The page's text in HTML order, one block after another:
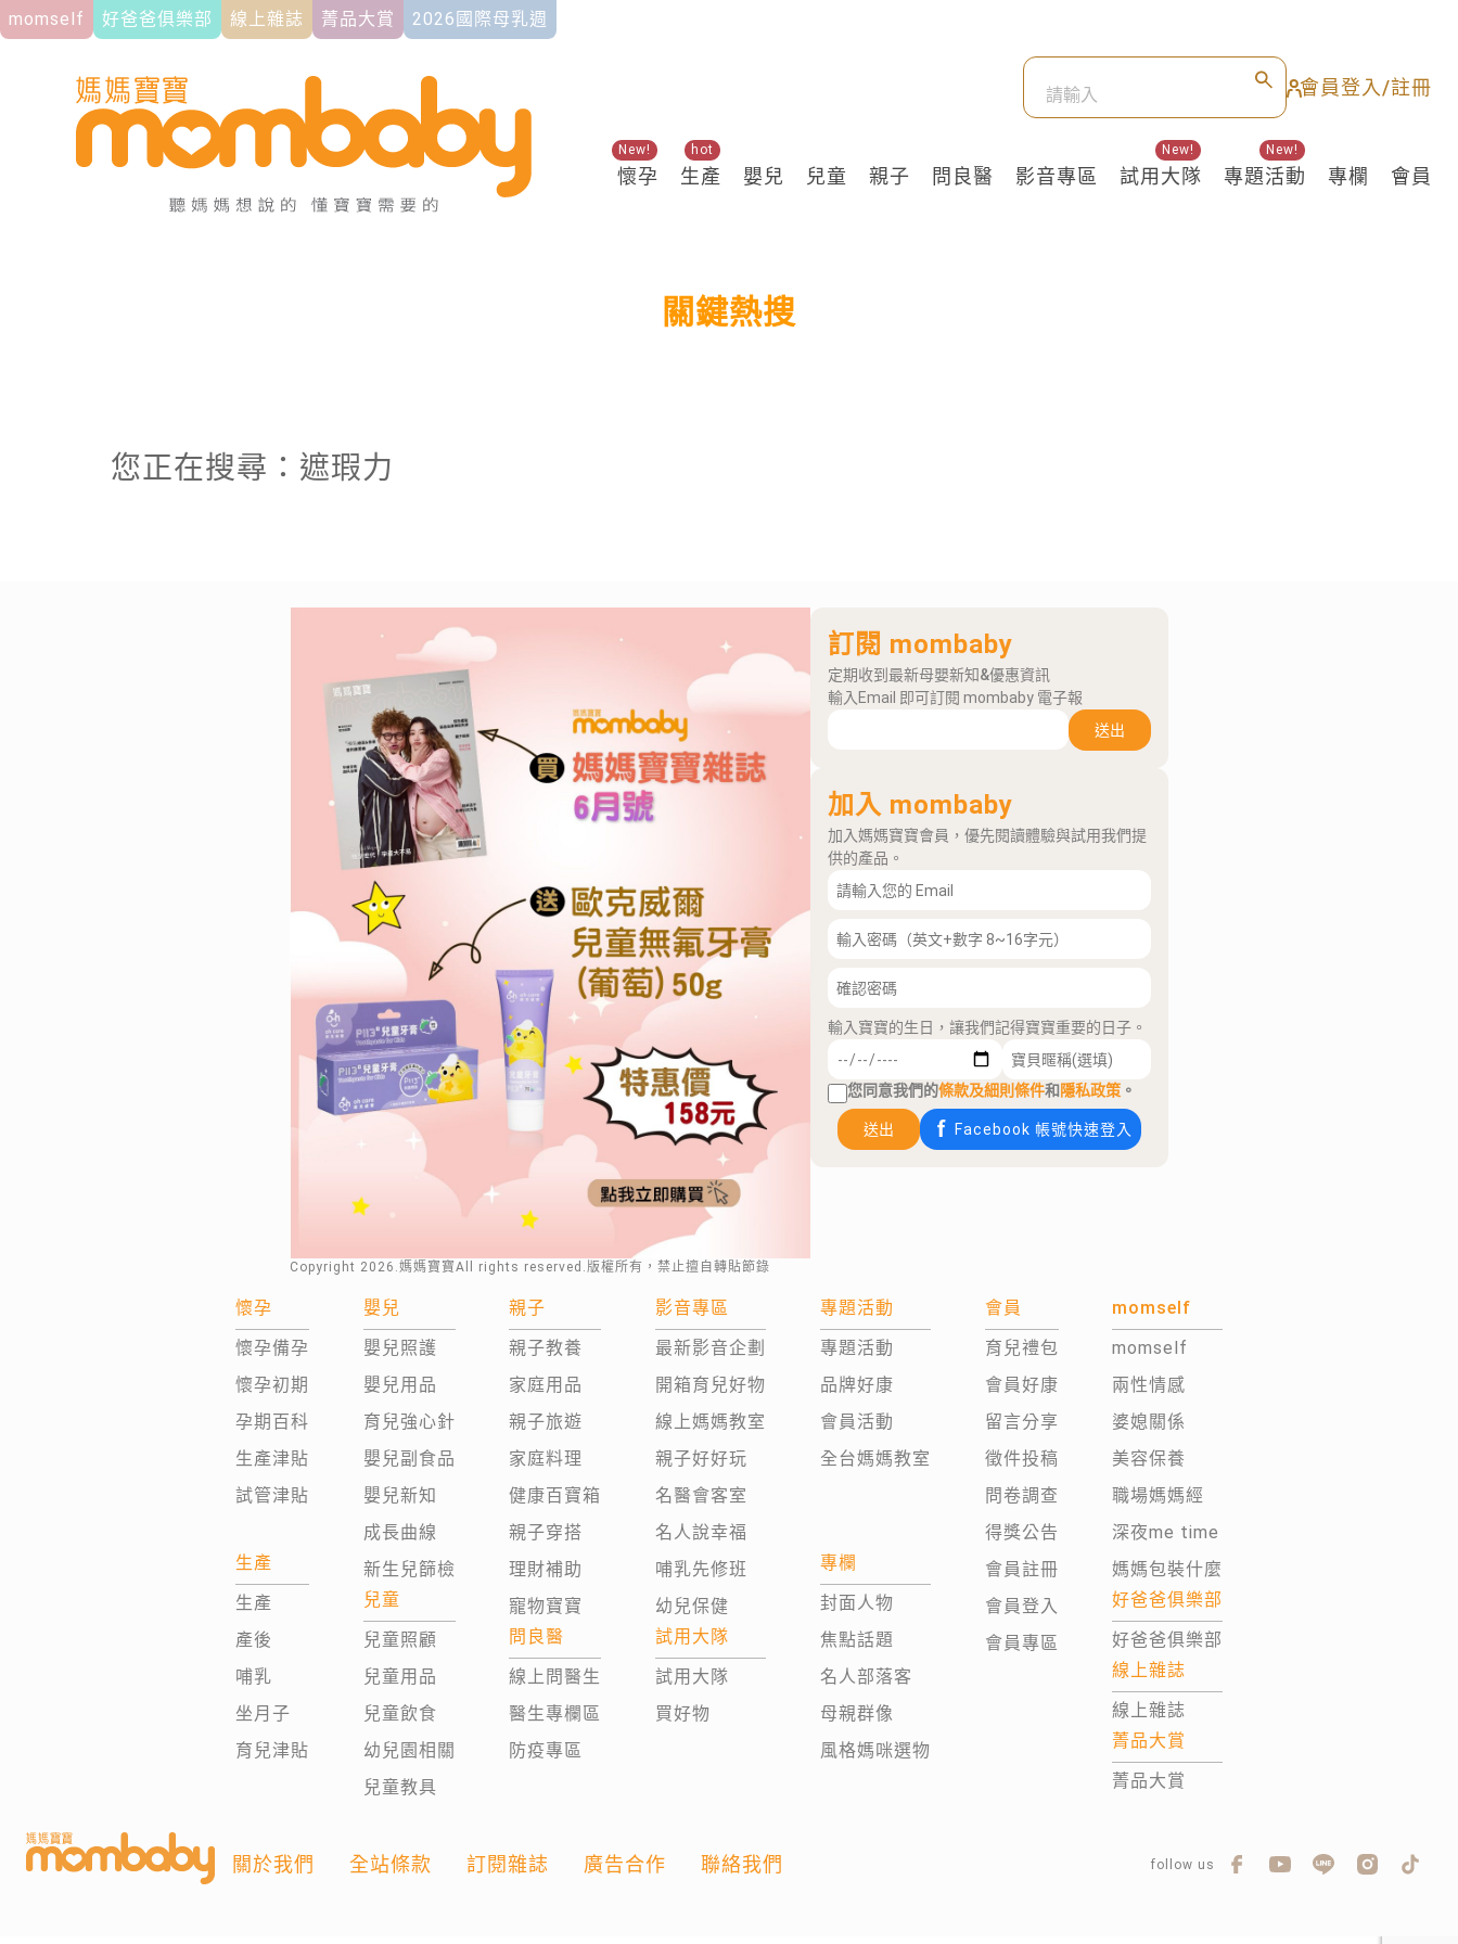
momself 好爸爸俱樂部 線上雜誌 菁品大賞 2026國際母乳週
會員登入/註冊
懷孕
New!
生產
hot
嬰兒 兒童 親子 問良醫 影音專區 試用大隊
New!
專題活動
New!
專欄 會員
關鍵熱搜
您正在搜尋：遮瑕力
Copyright 2026 .媽媽寶寶All rights reserved.版權所有，禁止擅自轉貼節錄
訂閱 mombaby
定期收到最新母嬰新知&優惠資訊
輸入Email 即可訂閱 mombaby 電子報
送出
加入 mombaby
加入媽媽寶寶會員，優先閱讀體驗與試用我們提
供的產品。
輸入寶寶的生日，讓我們記得寶寶重要的日子。
您同意我們的條款及細則條件和隱私政策 。
送出 Facebook 帳號快速登入
懷孕
懷孕備孕
懷孕初期
孕期百科
生產津貼
試管津貼
生產
生產
產後
哺乳
坐月子
育兒津貼
嬰兒
嬰兒照護
嬰兒用品
育兒強心針
嬰兒副食品
嬰兒新知
成長曲線
新生兒篩檢
兒童
兒童照顧
兒童用品
兒童飲食
幼兒園相關
兒童教具
親子
親子教養
家庭用品
親子旅遊
家庭料理
健康百寶箱
親子穿搭
理財補助
寵物寶寶
問良醫
線上問醫生
醫生專欄區
防疫專區
影音專區
最新影音企劃
開箱育兒好物
線上媽媽教室
親子好好玩
名醫會客室
名人說幸福
哺乳先修班
幼兒保健
試用大隊
試用大隊
買好物
專題活動
專題活動
品牌好康
會員活動
全台媽媽教室
專欄
封面人物
焦點話題
名人部落客
母親群像
風格媽咪選物
會員
育兒禮包
會員好康
留言分享
徵件投稿
問卷調查
得獎公告
會員註冊
會員登入
會員專區
momself
momself
兩性情感
婆媳關係
美容保養
職場媽媽經
深夜me time
媽媽包裝什麼
好爸爸俱樂部
好爸爸俱樂部
線上雜誌
線上雜誌
菁品大賞
菁品大賞
關於我們 全站條款 訂閱雜誌 廣告合作 聯絡我們 follow us